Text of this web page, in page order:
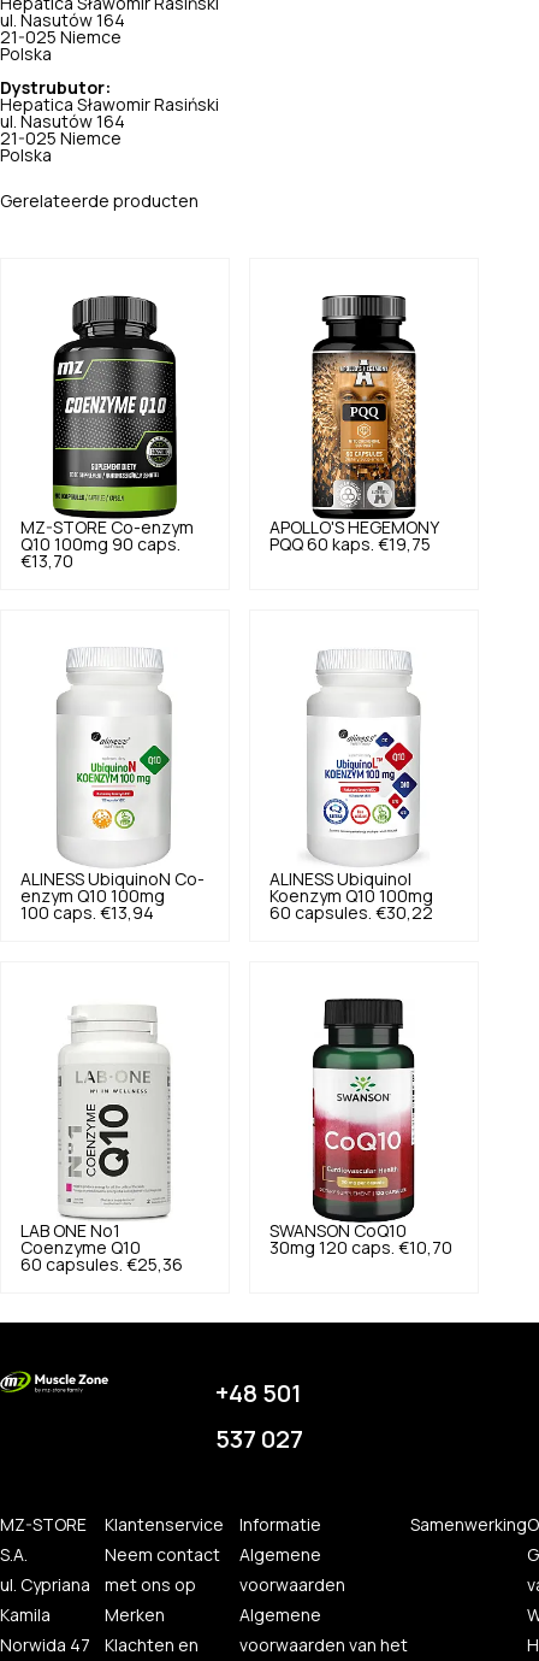
Hepatica Sławomir Rasiński
ul. Nasutów 164
21-025 Niemce
Polska
Dystrubutor:
Hepatica Sławomir Rasiński
ul. Nasutów 164
21-025 Niemce
Polska
Gerelateerde producten
MZ-STORE Co-enzym
Q10 100mg 90 caps.
€13,70
APOLLO'S HEGEMONY
PQQ 60 kaps. €19,75
ALINESS UbiquinoN Co-
enzym Q10 100mg
100 caps. €13,94
ALINESS Ubiquinol
Koenzym Q10 100mg
60 capsules. €30,22
LAB ONE No1
Coenzyme Q10
60 capsules. €25,36
SWANSON CoQ10
30mg 120 caps. €10,70
+48 501
537 027
MZ-STORE
S.A.
ul. Cypriana
Kamila
Norwida 47
Klantenservice
Neem contact
met ons op
Merken
Klachten en
Informatie
Algemene
voorwaarden
Algemene
voorwaarden van het
Samenwerking